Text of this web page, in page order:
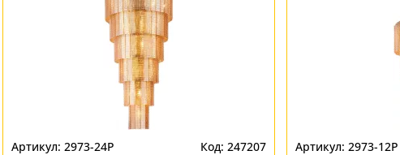
2973-24P 247207 2973-12P